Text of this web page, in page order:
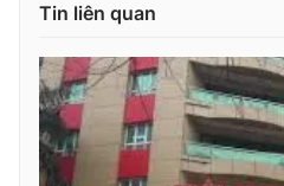
Tin liên quan